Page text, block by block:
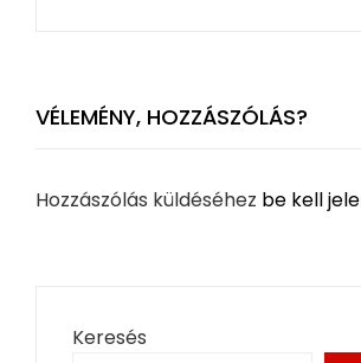
VÉLEMÉNY, HOZZÁSZÓLÁS?
Hozzászólás küldéséhez be kell
Keresés